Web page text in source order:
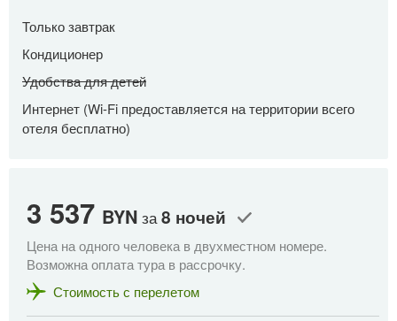
Только завтрак
Кондиционер
Удобства для детей
Интернет (Wi-Fi предоставляется на территории всего
отеля бесплатно)
3 537 BYN за8 ночей
Цена на одного человека в двухместном номере.
Возможна оплата тура в рассрочку.
Стоимость с перелетом